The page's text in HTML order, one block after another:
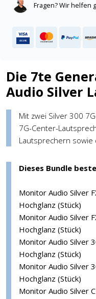
Fragen? Wir helfen
Die 7te
Audio Silver
Mit zwei Silver 300
7G-Center-
Lautsprechern sowie
Dieses Bundle
Monitor Audio Silver
Hochglanz (Stück)
Monitor Audio Silver
Hochglanz (Stück)
Monitor Audio Silver
Hochglanz (Stück)
Monitor Audio Silver
Hochglanz (Stück)
Monitor Audio Silver